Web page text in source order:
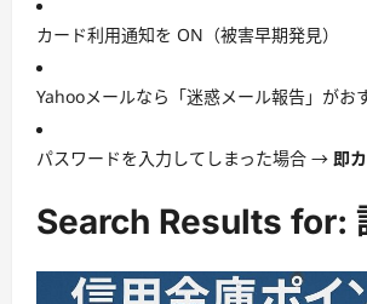
カード利用通知を ON（被害早期発見）
Yahooメールなら「迷惑メール報告」がお
パスワードを入力してしまった場合 → 即
Search Results for: